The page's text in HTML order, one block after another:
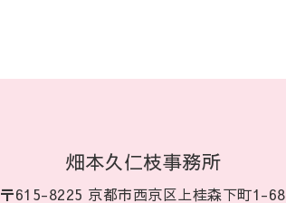
畑本久仁枝事務所
〒615-8225 京都市西京区上桂森下町1-68